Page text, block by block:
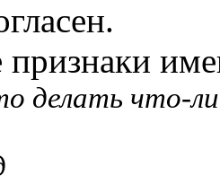
делать что-